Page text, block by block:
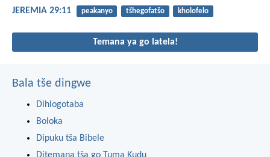
JEREMIA 29:11 peakanyo tšhegofatšo kholofelo
Temana ya go latela!
Bala tše dingwe
Dihlogotaba
Boloka
Dipuku tša Bibele